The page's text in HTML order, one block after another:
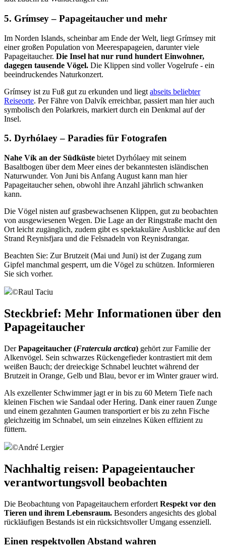
5. Grímsey – Papageitaucher und mehr
Im Norden Islands, scheinbar am Ende der Welt, liegt Grímsey mit
einer großen Population von Meerespapageien, darunter viele
Papageitaucher. Die Insel hat nur rund hundert Einwohner,
dagegen tausende Vögel. Die Klippen sind voller Vogelrufe - ein
beeindruckendes Naturkonzert.
Grímsey ist zu Fuß gut zu erkunden und liegt abseits beliebter
Reiseorte. Per Fähre von Dalvík erreichbar, passiert man hier auch
symbolisch den Polarkreis, markiert durch ein Denkmal auf der
Insel.
5. Dyrhólaey – Paradies für Fotografen
Nahe Vík an der Südküste bietet Dyrhólaey mit seinem
Basaltbogen über dem Meer eines der bekanntesten isländischen
Naturwunder. Von Juni bis Anfang August kann man hier
Papageitaucher sehen, obwohl ihre Anzahl jährlich schwanken
kann.
Die Vögel nisten auf grasbewachsenen Klippen, gut zu beobachten
von ausgewiesenen Wegen. Die Lage an der Ringstraße macht den
Ort leicht zugänglich, zudem gibt es spektakuläre Ausblicke auf den
Strand Reynisfjara und die Felsnadeln von Reynisdrangar.
Beachten Sie: Zur Brutzeit (Mai und Juni) ist der Zugang zum
Gipfel manchmal gesperrt, um die Vögel zu schützen. Informieren
Sie sich vorher.
©Raul Taciu
Steckbrief: Mehr Informationen über den
Papageitaucher
DerPapageitaucher (Fratercula arctica) gehört zur Familie der
Alkenvögel. Sein schwarzes Rückengefieder kontrastiert mit dem
weißen Bauch; der dreieckige Schnabel leuchtet während der
Brutzeit in Orange, Gelb und Blau, bevor er im Winter grauer wird.
Als exzellenter Schwimmer jagt er in bis zu 60 Metern Tiefe nach
kleinen Fischen wie Sandaal oder Hering. Dank einer rauen Zunge
und einem gezahnten Gaumen transportiert er bis zu zehn Fische
gleichzeitig im Schnabel, um sein einzelnes Küken effizient zu
füttern.
©André Lergier
Nachhaltig reisen: Papageientaucher
verantwortungsvoll beobachten
Die Beobachtung von Papageitauchern erfordert Respekt vor den
Tieren und ihrem Lebensraum. Besonders angesichts des global
rückläufigen Bestands ist ein rücksichtsvoller Umgang essenziell.
Einen respektvollen Abstand wahren